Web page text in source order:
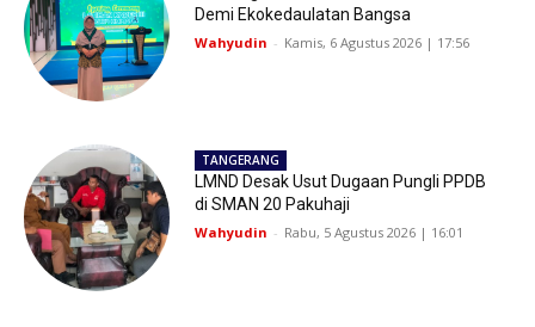
Demi Ekokedaulatan Bangsa
Wahyudin - Kamis, 6 Agustus 2026 | 17:56
TANGERANG
LMND Desak Usut Dugaan Pungli PPDB
di SMAN 20 Pakuhaji
Wahyudin - Rabu, 5 Agustus 2026 | 16:01